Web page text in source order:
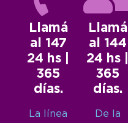
Llamá
al 147
24 hs |
365
días.
La línea
Llamá
al 144
24 hs |
365
días.
De la